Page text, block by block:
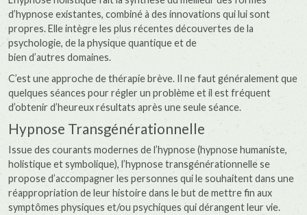
d’hypnose existantes, combiné à des innovations qui lui sont
propres. Elle intègre les plus récentes découvertes de la
psychologie, de la physique quantique et de
bien d’autres domaines.
C’est une approche de thérapie brève. Il ne faut généralement que
quelques séances pour régler un problème et il est fréquent
d’obtenir d’heureux résultats après une seule séance.
Hypnose Transgénérationnelle
Issue des courants modernes de l’hypnose (hypnose humaniste,
holistique et symbolique), l’hypnose transgénérationnelle se
propose d’accompagner les personnes qui le souhaitent dans une
réappropriation de leur histoire dans le but de mettre fin aux
symptômes physiques et/ou psychiques qui dérangent leur vie.